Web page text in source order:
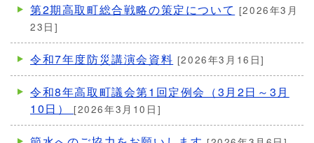
第2期高取町総合戦略の策定について [2026年3月
23日]
令和7年度防災講演会資料 [2026年3月16日]
令和8年高取町議会第1回定例会（3月2日～3月
10日） [2026年3月10日]